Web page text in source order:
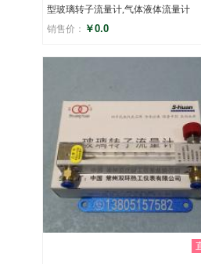
型玻璃转子流量计,气体液体流量计
销售价： ￥0.0
评分